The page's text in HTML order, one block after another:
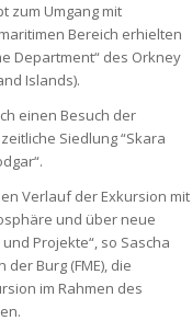
zum Umgang mit
Bereich erhielten
Department“ des Orkney
Islands).
einen Besuch der
Siedlung “Skara
Verlauf der Exkursion mit
und über neue
Projekte“, so Sascha
der Burg (FME), die
im Rahmen des